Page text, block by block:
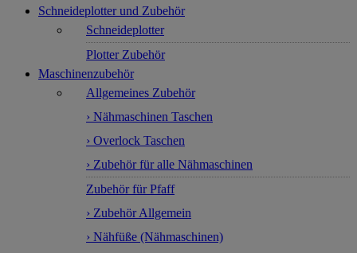
Schneideplotter und Zubehör
Schneideplotter
Plotter Zubehör
Maschinenzubehör
Allgemeines Zubehör
› Nähmaschinen Taschen
› Overlock Taschen
› Zubehör für alle Nähmaschinen
Zubehör für Pfaff
› Zubehör Allgemein
› Nähfüße (Nähmaschinen)